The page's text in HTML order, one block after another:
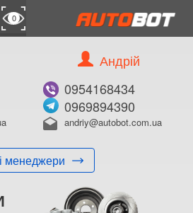
0
менеджери
Андрій
0954168434
0969894390
drafts andriy@autobot.com.ua